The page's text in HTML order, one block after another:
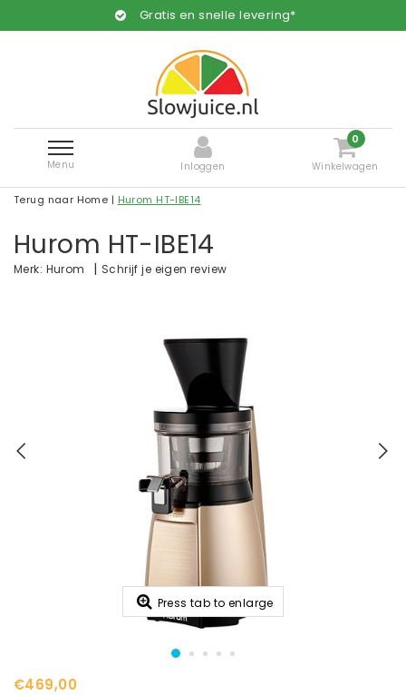
Gratis en snelle levering*
Menu Inloggen
0
Winkelwagen
Terug naar Home | Hurom HT-IBE14
Hurom HT-IBE14
Merk: Hurom | Schrijf je eigen review
Press tab to enlarge
€469,00